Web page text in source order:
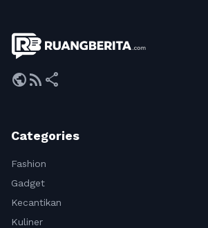
publicrss_feed share
Categories
Fashion
Gadget
Kecantikan
Kuliner